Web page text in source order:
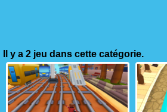
Il y a 2 jeu dans cette catégorie.